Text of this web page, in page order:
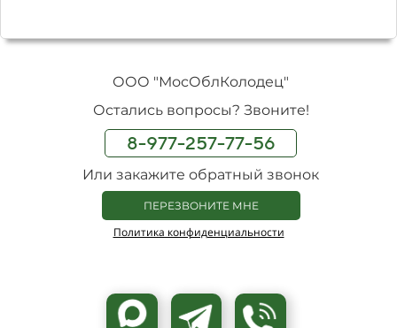
ООО "МосОблКолодец"
Остались вопросы? Звоните!
8-977-257-77-56
Или закажите обратный звонок
ПЕРЕЗВОНИТЕ МНЕ
Политика конфиденциальности